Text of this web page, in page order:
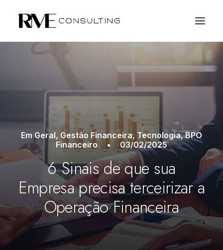
SOLICITE PROPOSTA
Em Geral, Gestão Financeira, Tecnologia,BPO
Financeiro
• 03/02/2025
6 Sinais de que sua
Empresa precisa terceirizar a
Operação Financeira